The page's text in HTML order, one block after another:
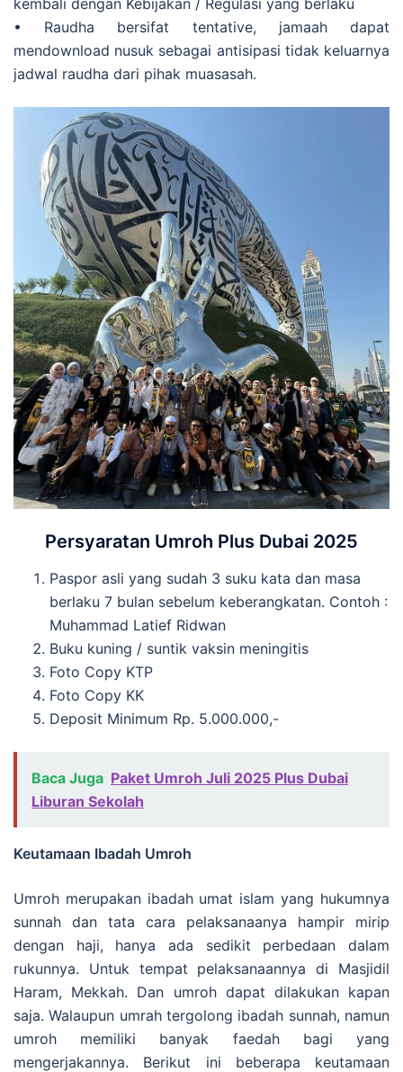
• Raudha bersifat tentative, jamaah dapat
mendownload nusuk sebagai antisipasi tidak keluarnya
jadwal raudha dari pihak muasasah.
Persyaratan Umroh Plus Dubai 2025
Paspor asli yang sudah 3 suku kata dan masa
berlaku 7 bulan sebelum keberangkatan. Contoh :
Muhammad Latief Ridwan
Buku kuning / suntik vaksin meningitis
Foto Copy KTP
Foto Copy KK
Deposit Minimum Rp. 5.000.000,-
Baca Juga Paket Umroh Juli 2025 Plus Dubai
Liburan Sekolah
Keutamaan Ibadah Umroh
Umroh merupakan ibadah umat islam yang hukumnya
sunnah dan tata cara pelaksanaanya hampir mirip
dengan haji, hanya ada sedikit perbedaan dalam
rukunnya. Untuk tempat pelaksanaannya di Masjidil
Haram, Mekkah. Dan umroh dapat dilakukan kapan
saja. Walaupun umrah tergolong ibadah sunnah, namun
umroh memiliki banyak faedah bagi yang
mengerjakannya. Berikut ini beberapa keutamaan